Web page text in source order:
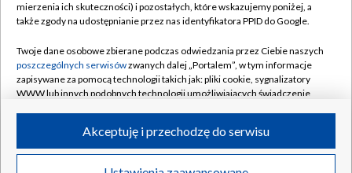
Naziemna Telewizja Cyfrowa
Rada Programowa
System NOS
Informacje o nadawcy
Program dla prasy
Pomoc
Kontakt
Kanały
©2026 Telewizja Polska S.A. w likwidacji
mierzenia ich skuteczności) i pozostałych, które wskazujemy poniżej, a
także zgody na udostępnianie przez nas identyfikatora PPID do Google.
Twoje dane osobowe zbierane podczas odwiedzania przez Ciebie naszych
poszczególnych serwisówzwanych dalej „Portalem”, w tym informacje
zapisywane za pomocą technologii takich jak: pliki cookie, sygnalizatory
WWW lub innych podobnych technologii umożliwiających świadczenie
ruchu w Internecie.
Twoje dane osobowe zbierane podczas odwiedzania przez Ciebie
Akceptuję i przechodzę do serwisu